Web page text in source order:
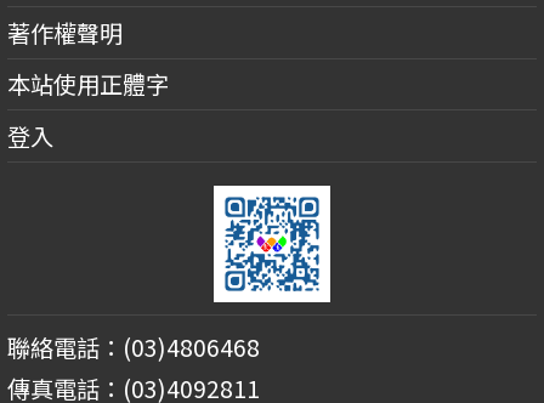
著作權聲明
本站使用正體字
登入
聯絡電話：(03)4806468
傳真電話：(03)4092811